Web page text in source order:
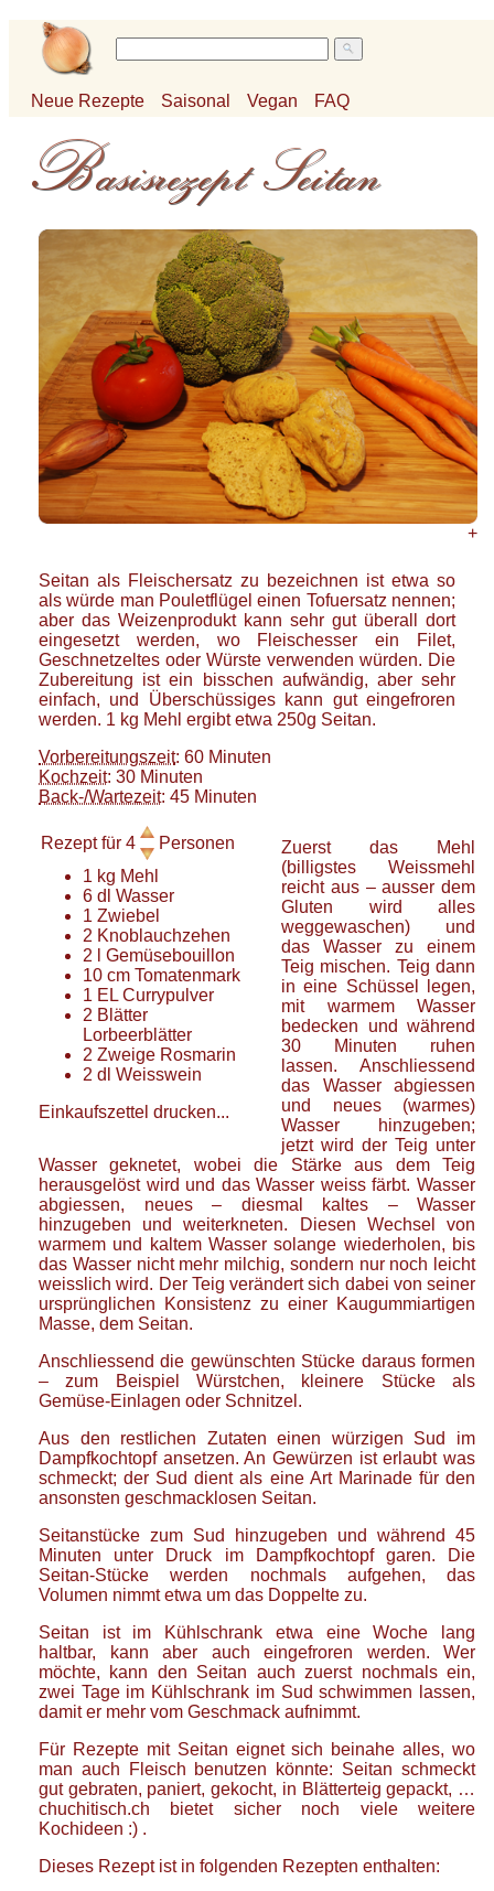
Neue Rezepte Saisonal Vegan FAQ
+
Seitan als Fleischersatz zu bezeichnen ist etwa so
als würde man Pouletflügel einen Tofuersatz nennen;
aber das Weizenprodukt kann sehr gut überall dort
eingesetzt werden, wo Fleischesser ein Filet,
Geschnetzeltes oder Würste verwenden würden. Die
Zubereitung ist ein bisschen aufwändig, aber sehr
einfach, und Überschüssiges kann gut eingefroren
werden. 1 kg Mehl ergibt etwa 250g Seitan.
Vorbereitungszeit: 60 Minuten
Kochzeit: 30 Minuten
Back-/Wartezeit: 45 Minuten
Rezept für 4
Personen
1 kg Mehl
6 dl Wasser
1 Zwiebel
2 Knoblauchzehen
2
Gemüsebouillon
10 cm Tomatenmark
1 EL Currypulver
2 Blätter
Lorbeerblätter
2 Zweige Rosmarin
2 dl Weisswein
Einkaufszettel drucken...
Zuerst das Mehl
(billigstes Weissmehl
reicht aus – ausser dem
Gluten wird alles
weggewaschen) und
das Wasser zu einem
Teig mischen. Teig dann
in eine Schüssel legen,
mit warmem Wasser
bedecken und während
30 Minuten ruhen
lassen. Anschliessend
das Wasser abgiessen
und neues (warmes)
Wasser hinzugeben;
jetzt wird der Teig unter
Wasser geknetet, wobei die Stärke aus dem Teig
herausgelöst wird und das Wasser weiss färbt. Wasser
abgiessen, neues – diesmal kaltes – Wasser
hinzugeben und weiterkneten. Diesen Wechsel von
warmem und kaltem Wasser solange wiederholen, bis
das Wasser nicht mehr milchig, sondern nur noch leicht
weisslich wird. Der Teig verändert sich dabei von seiner
ursprünglichen Konsistenz zu einer Kaugummiartigen
Masse, dem Seitan.
Anschliessend die gewünschten Stücke daraus formen
– zum Beispiel Würstchen, kleinere Stücke als
Gemüse-Einlagen oder Schnitzel.
Aus den restlichen Zutaten einen würzigen Sud im
Dampfkochtopf ansetzen. An Gewürzen ist erlaubt was
schmeckt; der Sud dient als eine Art Marinade für den
ansonsten geschmacklosen Seitan.
Seitanstücke zum Sud hinzugeben und während 45
Minuten unter Druck im Dampfkochtopf garen. Die
Seitan-Stücke werden nochmals aufgehen, das
Volumen nimmt etwa um das Doppelte zu.
Seitan ist im Kühlschrank etwa eine Woche lang
haltbar, kann aber auch eingefroren werden. Wer
möchte, kann den Seitan auch zuerst nochmals ein,
zwei Tage im Kühlschrank im Sud schwimmen lassen,
damit er mehr vom Geschmack aufnimmt.
Für Rezepte mit Seitan eignet sich beinahe alles, wo
man auch Fleisch benutzen könnte: Seitan schmeckt
gut gebraten, paniert, gekocht, in Blätterteig gepackt, …
chuchitisch.ch bietet sicher noch viele weitere
Kochideen :) .
Dieses Rezept ist in folgenden Rezepten enthalten: